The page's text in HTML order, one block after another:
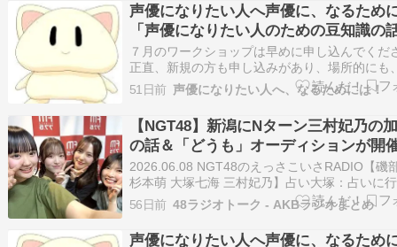
をお届けしています気学の豆知…
声優になりたい人へ声優に、なるため
「声優になりたい人のための豆知識の
1010」#2870
７月のワークショップは早めに申し込んでくだ
正直、新規の方も申し込みがあり、場所的にも
来てくれている方はわかると思いますが、少人
で、人数を制限する必要があります。なので、
つき次第申し込んでください。せっかくのチャ
無くなります。時には、何にも考えず、突…
51日前 声優になりたい人へ、なるためには！
【NGT48】新潟にNターン三村妃乃の
の話＆「どうも」オーディションが開
ていた？3期生お披露目の思い出
2026.06.08 NGT48のえっさこいさRADIO【磯
杉本萌 大塚七海 三村妃乃】占い大塚：占いに
んですよ。色々お仕事のこととか色々見てもら
で、私の前世は何だったっていうのを占っても
て。磯部：何だったんですか？大塚：ジャイア
56日前 48ラジオトーク - AKBラジオまとめ
声優になりたい人へ声優に、なるため